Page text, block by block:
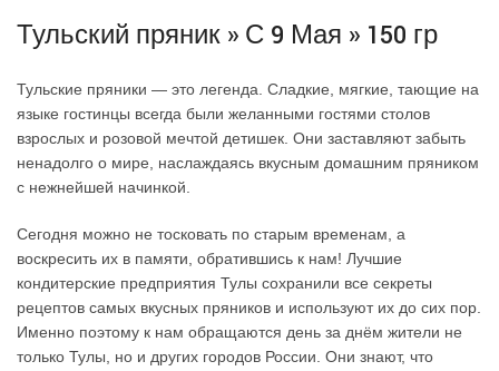
Тульский пряник » С 9 Мая » 150 гр
Тульские пряники — это легенда. Сладкие, мягкие, тающие на
языке гостинцы всегда были желанными гостями столов
взрослых и розовой мечтой детишек. Они заставляют забыть
ненадолго о мире, наслаждаясь вкусным домашним пряником
с нежнейшей начинкой.
Сегодня можно не тосковать по старым временам, а
воскресить их в памяти, обратившись к нам! Лучшие
кондитерские предприятия Тулы сохранили все секреты
рецептов самых вкусных пряников и используют их до сих пор.
Именно поэтому к нам обращаются день за днём жители не
только Тулы, но и других городов России. Они знают, что